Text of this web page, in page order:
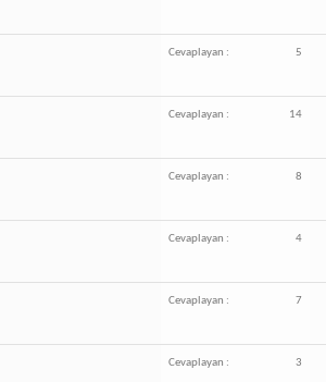
Cevaplayan : 5
Cevaplayan : 14
Cevaplayan : 8
Cevaplayan : 4
Cevaplayan : 7
Cevaplayan : 3